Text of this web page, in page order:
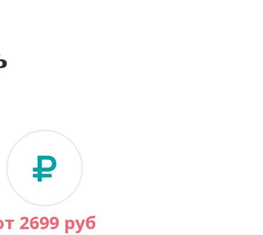
2699 руб